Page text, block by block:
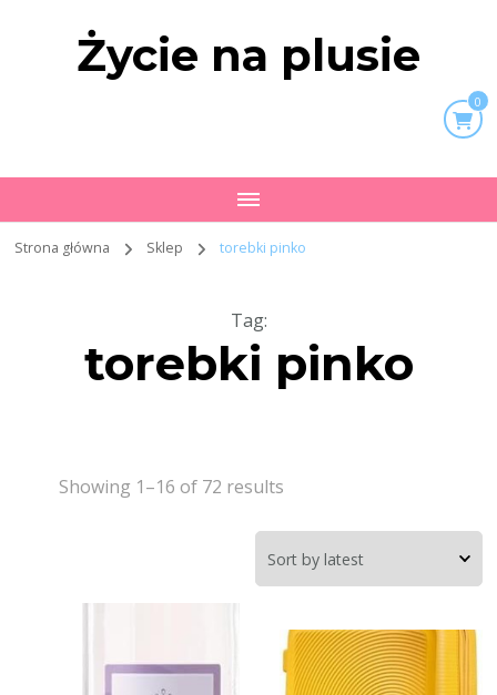
Życie na plusie
0
Strona główna Sklep torebki pinko
Tag:
torebki pinko
Showing 1–16 of 72 results